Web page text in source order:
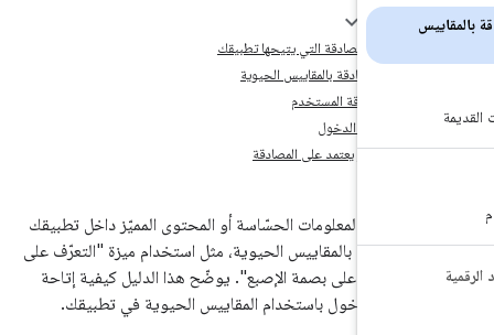
الصفحة
عن أنواع المصادقة التي يتيحها تطبيقك
توفّر المصادقة بالمقاييس الحيوية
تسجيل الدخول
حل تشفير يعتمد على المصادقة
حماية المعلومات الحسّاسة أو المحتوى المميّز داخل تطبيقك
بالمقاييس الحيوية، مثل استخدام ميزة "التعرّف على
"التعرّف على بصمة الإصبع". يوضّح هذا الدليل كيفية إتاحة
الدخول باستخدام المقاييس الحيوية في تطبيقك.